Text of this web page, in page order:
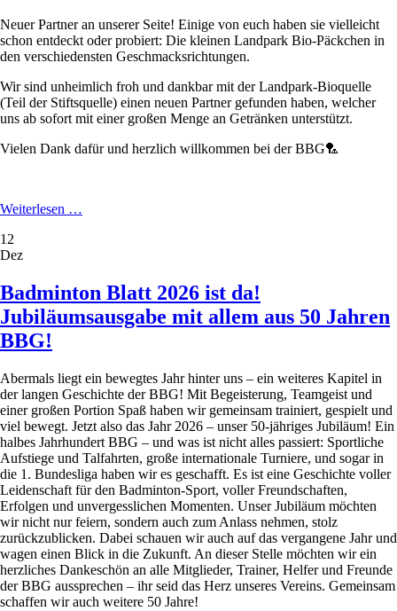
Neuer Partner an unserer Seite! Einige von euch haben sie vielleicht
schon entdeckt oder probiert: Die kleinen Landpark Bio-Päckchen in
den verschiedensten Geschmacksrichtungen.
Wir sind unheimlich froh und dankbar mit der Landpark-Bioquelle
(Teil der Stiftsquelle) einen neuen Partner gefunden haben, welcher
uns ab sofort mit einer großen Menge an Getränken unterstützt.
Vielen Dank dafür und herzlich willkommen bei der BBG🏸
Weiterlesen …
BBG!
12
Dez
Badminton Blatt 2026 ist da!
Jubiläumsausgabe mit allem aus 50 Jahren
BBG!
Abermals liegt ein bewegtes Jahr hinter uns – ein weiteres Kapitel in
der langen Geschichte der BBG! Mit Begeisterung, Teamgeist und
einer großen Portion Spaß haben wir gemeinsam trainiert, gespielt und
viel bewegt. Jetzt also das Jahr 2026 – unser 50-jähriges Jubiläum! Ein
halbes Jahrhundert BBG – und was ist nicht alles passiert: Sportliche
Aufstiege und Talfahrten, große internationale Turniere, und sogar in
die 1. Bundesliga haben wir es geschafft. Es ist eine Geschichte voller
Leidenschaft für den Badminton-Sport, voller Freundschaften,
Erfolgen und unvergesslichen Momenten. Unser Jubiläum möchten
wir nicht nur feiern, sondern auch zum Anlass nehmen, stolz
zurückzublicken. Dabei schauen wir auch auf das vergangene Jahr und
wagen einen Blick in die Zukunft. An dieser Stelle möchten wir ein
herzliches Dankeschön an alle Mitglieder, Trainer, Helfer und Freunde
der BBG aussprechen – ihr seid das Herz unseres Vereins. Gemeinsam
schaffen wir auch weitere 50 Jahre!